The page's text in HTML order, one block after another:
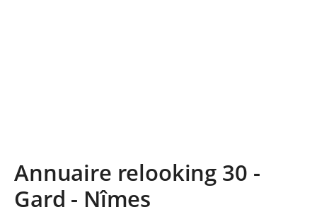
Annuaire relooking 30 -
Gard - Nîmes